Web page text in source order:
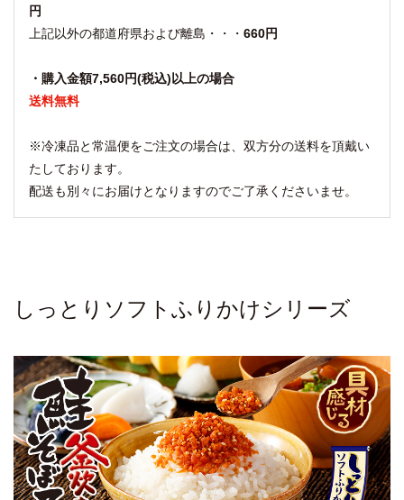
円
上記以外の都道府県および離島・・・ 660円
・購入金額7,560円(税込)以上の場合
送料無料
※冷凍品と常温便をご注文の場合は、双方分の送料を頂戴い
たしております。
配送も別々にお届けとなりますのでご了承くださいませ。
しっとりソフトふりかけシリーズ